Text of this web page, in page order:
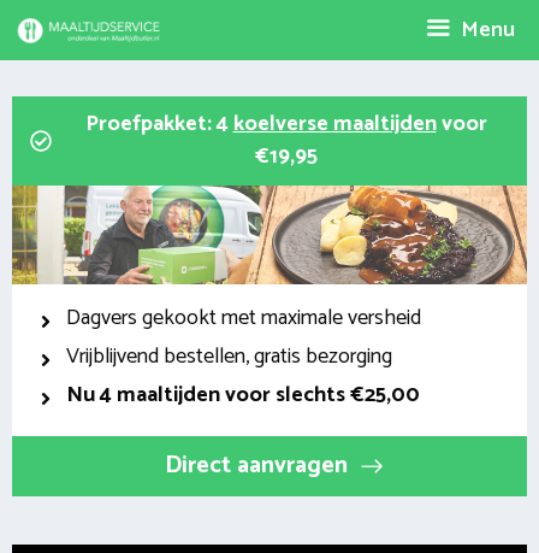
Spring
naar
Menu
Proefpakket: 4koelverse maaltijdenvoor
€19,95
Dagvers gekookt met maximale versheid
Vrijblijvend bestellen, gratis bezorging
Nu4 maaltijden voor slechts €25,00
Direct aanvragen